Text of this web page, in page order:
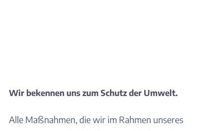
Wir bekennen uns zum Schutz der Umwelt.
Alle Maßnahmen, die wir im Rahmen unseres